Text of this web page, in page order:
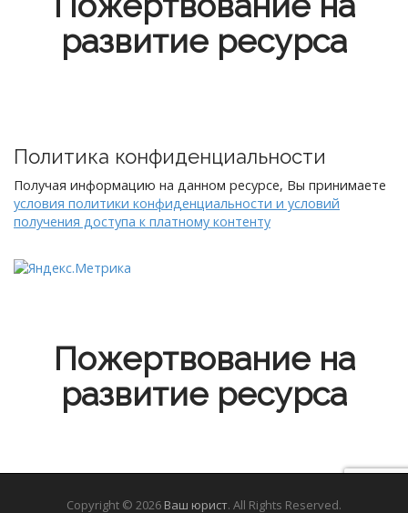
развитие ресурса
Политика конфиденциальности
Получая информацию на данном ресурсе, Вы принимаете
условия политики конфиденциальности и условий
получения доступа к платному контенту
Пожертвование на
развитие ресурса
Copyright © 2026 Ваш юрист. All Rights Reserved.